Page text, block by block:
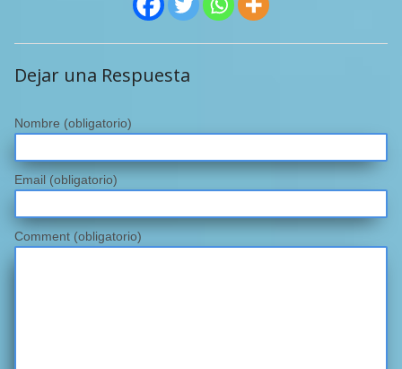
Dejar una Respuesta
Nombre (obligatorio)
Email (obligatorio)
Comment (obligatorio)